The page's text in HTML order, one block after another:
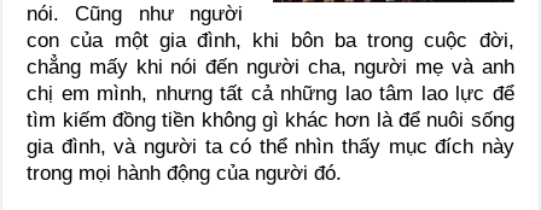
nói. Cũng như người
con của một gia đình, khi bôn ba trong cuộc đời,
chẳng mấy khi nói đến người cha, người mẹ và anh
chị em mình, nhưng tất cả những lao tâm lao lực để
tìm kiếm đồng tiền không gì khác hơn là để nuôi sống
gia đình, và người ta có thể nhìn thấy mục đích này
trong mọi hành động của người đó.